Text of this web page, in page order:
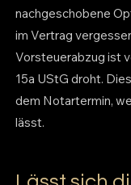
nachgeschobene
im Vertrag
Vorsteuerabzug ist
15a UStG droht.
dem Notartermin,
lässt.